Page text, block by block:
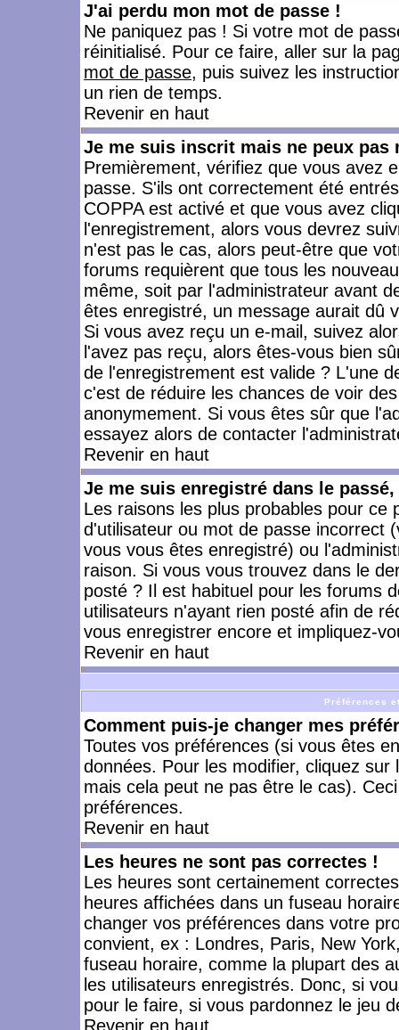
J'ai perdu mon mot de passe !
Ne paniquez pas ! Si votre mot de
réinitialisé. Pour ce faire, aller sur la
mot de passe, puis suivez les
un rien de temps.
Revenir en haut
Je me suis inscrit mais ne peux pas
Premièrement, vérifiez que vous avez
passe. S'ils ont correctement été
COPPA est activé et que vous avez
l'enregistrement, alors vous devrez
n'est pas le cas, alors peut-être que
forums requièrent que tous les
même, soit par l'administrateur avant
êtes enregistré, un message aurait dû
Si vous avez reçu un e-mail, suivez
l'avez pas reçu, alors êtes-vous bien
de l'enregistrement est valide ? L'une
c'est de réduire les chances de voir
anonymement. Si vous êtes sûr que
essayez alors de contacter
Revenir en haut
Je me suis enregistré dans le
Les raisons les plus probables pour
d'utilisateur ou mot de passe incorrect
vous vous êtes enregistré) ou
raison. Si vous vous trouvez dans le
posté ? Il est habituel pour les forums
utilisateurs n'ayant rien posté afin de
vous enregistrer encore et impliquez-
Revenir en haut
Préférences
Comment puis-je changer mes
Toutes vos préférences (si vous êtes
données. Pour les modifier, cliquez sur
mais cela peut ne pas être le cas).
préférences.
Revenir en haut
Les heures ne sont pas correctes !
Les heures sont certainement
heures affichées dans un fuseau
changer vos préférences dans votre
convient, ex : Londres, Paris, New
fuseau horaire, comme la plupart des
les utilisateurs enregistrés. Donc, si
pour le faire, si vous pardonnez le jeu
Revenir en haut